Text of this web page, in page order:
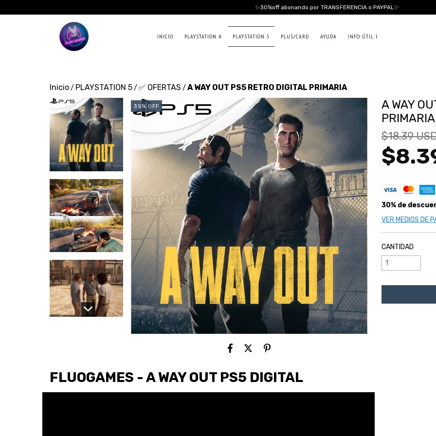
✨30%off abonando por TRANSFERENCIA o PAYPAL✨
INICIO PLAYSTATION 4 PLAYSTATION 5 PLUS/CARD AYUDA INFO ÚTIL ℹ️
Inicio/ PLAYSTATION 5/ ✅ OFERTAS / A WAY OUT PS5 RETRO DIGITAL PRIMARIA
35%OFF
FLUOGAMES - A WAY OUT PS5 DIGITAL
A WAY
PRIMARIA
$18.39
30% de
VER MEDIOS DE
CANTIDAD